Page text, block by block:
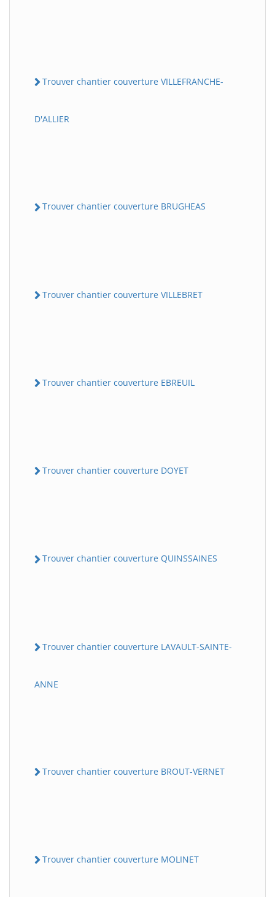
Trouver chantier couverture VILLEFRANCHE-
D'ALLIER
Trouver chantier couverture BRUGHEAS
Trouver chantier couverture VILLEBRET
Trouver chantier couverture EBREUIL
Trouver chantier couverture DOYET
Trouver chantier couverture QUINSSAINES
Trouver chantier couverture LAVAULT-SAINTE-
ANNE
Trouver chantier couverture BROUT-VERNET
Trouver chantier couverture MOLINET